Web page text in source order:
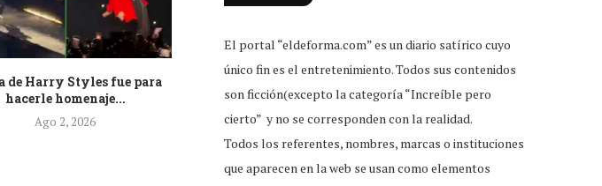
de Harry Styles fue para
hacerle homenaje...
Ago 2, 2026
ingreso, feliz por...
Jul 31, 2026
Duolingo para dar...
El portal “eldeforma.com” es un diario satírico cuyo
único fin es el entretenimiento. Todos sus contenidos
son ficción(excepto la categoría “Increíble pero
cierto” y no se corresponden con la realidad.
Todos los referentes, nombres, marcas o instituciones
que aparecen en la web se usan como elementos